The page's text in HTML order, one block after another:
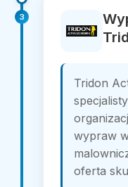
3
Tridon
wypraw
oferta